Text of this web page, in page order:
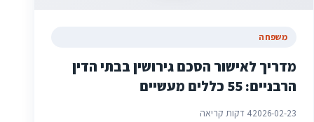
משפחה
מדריך לאישור הסכם גירושין בבתי הדין
הרבניים: 55 כללים מעשיים
2026-02-234 דקות קריאה